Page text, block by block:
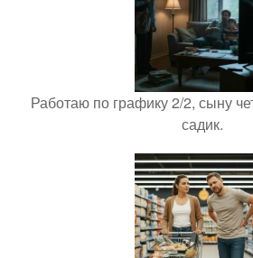
Работаю по графику 2/2, сыну
садик.